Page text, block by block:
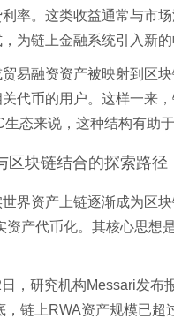
率。这类收益通常与市
为链上金融系统引入新的
易融资资产被映射到区
代币的用户。这样一来
态来说，这种结构有助
区块链结合的探索路径
界资产上链逐渐成为区
资产代币化。其核心思想
，研究机构Messari发布
，链上RWA资产规模已超